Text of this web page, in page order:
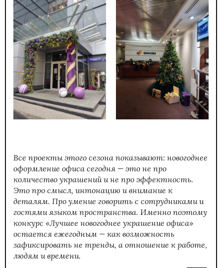
Все проекты этого сезона показывают: новогоднее
оформление офиса сегодня — это не про
количество украшений и не про эффектность.
Это про смысл, интонацию и внимание к
деталям. Про умение говорить с сотрудниками и
гостями языком пространства. Именно поэтому
конкурс «Лучшее новогоднее украшение офиса»
остается ежегодным — как возможность
зафиксировать не тренды, а отношение к работе,
людям и времени.